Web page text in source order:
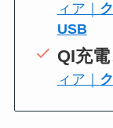
ィア｜
USB
QI充
ィア｜